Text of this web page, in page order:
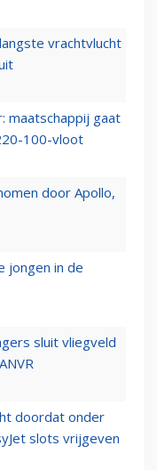
vrachtvlucht
maatschappij gaat
100-vloot
door Apollo,
jongen in de
sluit vliegveld
doordat onder
slots vrijgeven